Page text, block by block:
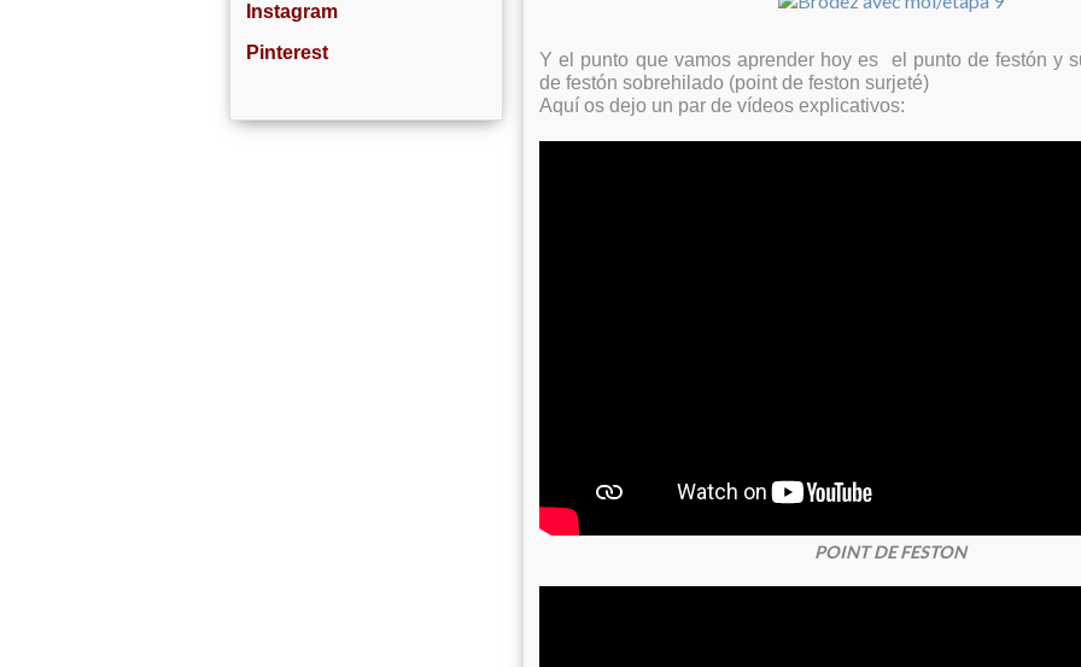
Instagram
Pinterest
Y el punto que vamos aprender hoy es el punto de festón y
de festón sobrehilado (point de feston surjeté)
Aquí os dejo un par de vídeos explicativos:
POINT DE FESTON